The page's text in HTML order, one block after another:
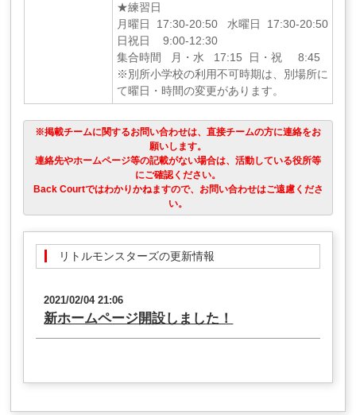
★練習日
月曜日 17:30-20:50 水曜日 17:30-20:50
日祝日 9:00-12:30
集合時間 月・水 17:15 日・祝 8:45
※別所小学校の利用不可時期は、別場所に
て曜日・時間の変更があります。
※掲載チームに関するお問い合わせは、直接チームの方に連絡をお
願いします。
連絡先やホームページ等の記載がない場合は、活動している役所等
にご確認ください。
Back Courtではわかりかねますので、お問い合わせはご遠慮くださ
い。
リトルモンスターズの更新情報
2021/02/04 21:06
新ホームページ開設しました！